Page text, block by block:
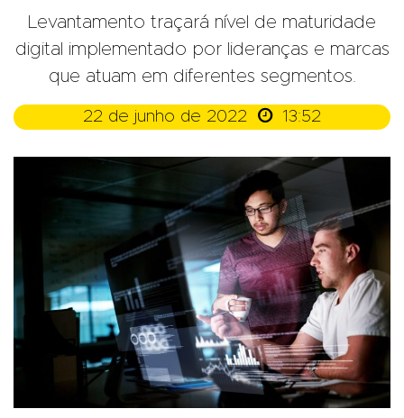
Levantamento traçará nível de maturidade
digital implementado por lideranças e marcas
que atuam em diferentes segmentos.
22 de junho de 2022  13:52